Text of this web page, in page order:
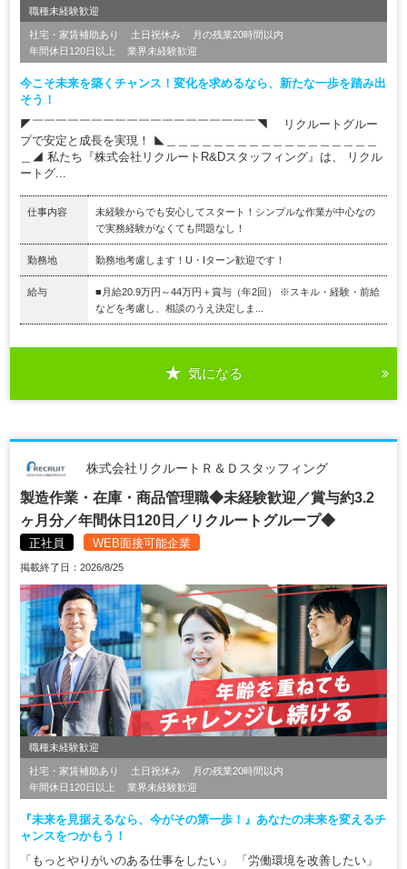
職種未経験歓迎
社宅・家賃補助あり 土日祝休み
月の残業20時間以内
年間休日120日以上
業界未経験歓迎
今こそ未来を築くチャンス！変化を求めるなら、新たな一歩を踏み出
そう！
◤￣￣￣￣￣￣￣￣￣￣￣￣￣￣￣￣￣￣￣◥ リクルートグルー
プで安定と成長を実現！ ◣＿＿＿＿＿＿＿＿＿＿＿＿＿＿＿＿＿＿
＿◢ 私たち『株式会社リクルートR&Dスタッフィング』は、 リクル
ートグ...
仕事内容
未経験からでも安心してスタート！シンプルな作業が中心なの
で実務経験がなくても問題なし！
勤務地 勤務地考慮します！U・Iターン歓迎です！
給与
■月給20.9万円～44万円＋賞与（年2回） ※スキル・経験・前給
などを考慮し、相談のうえ決定しま...
気になる
株式会社リクルートＲ＆Ｄスタッフィング
製造作業・在庫・商品管理職◆未経験歓迎／賞与約3.2
ヶ月分／年間休日120日／リクルートグループ◆
正社員 WEB面接可能企業
掲載終了日：2026/8/25
職種未経験歓迎
社宅・家賃補助あり 土日祝休み
月の残業20時間以内
年間休日120日以上
業界未経験歓迎
『未来を見据えるなら、今がその第一歩！』あなたの未来を変えるチ
ャンスをつかもう！
「もっとやりがいのある仕事をしたい」 「労働環境を改善したい」